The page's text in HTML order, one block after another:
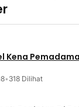
Kena
• 318 Dilihat